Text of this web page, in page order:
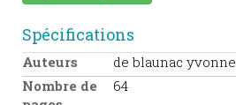
Spécifications
Auteurs
de blaunac yvonne
Nombre de
64